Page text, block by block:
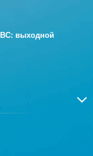
ВС: выходной